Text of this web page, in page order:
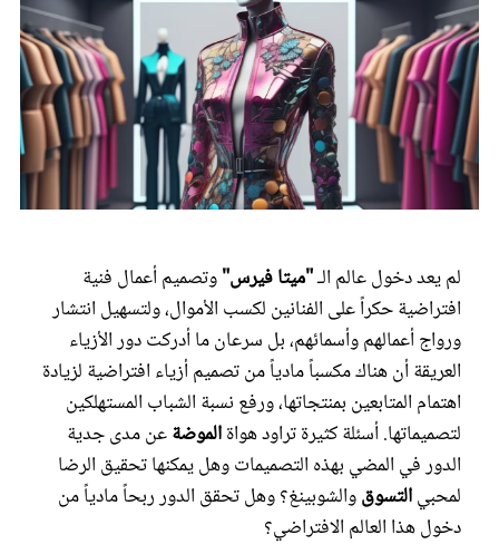
لم يعد دخول عالم الـ"ميتا فيرس"وتصميم أعمال فنية
افتراضية حكراً على الفنانين لكسب الأموال، ولتسهيل انتشار
ورواج أعمالهم وأسمائهم، بل سرعان ما أدركت دور الأزياء
العريقة أن هناك مكسباً مادياً من تصميم أزياء افتراضية لزيادة
اهتمام المتابعين بمنتجاتها، ورفع نسبة الشباب المستهلكين
لتصميماتها. أسئلة كثيرة تراود هواةالموضةعن مدى جدية
الدور في المضي بهذه التصميمات وهل يمكنها تحقيق الرضا
لمحبيالتسوقوالشوبينغ؟ وهل تحقق الدور ربحاً مادياً من
دخول هذا العالم الافتراضي؟
فيديو
مطبخ سيدتي
مقالات الرأي
ستايل
تقارير
عروس سيدتي
مجلة سيدتي
غلاف رفمي